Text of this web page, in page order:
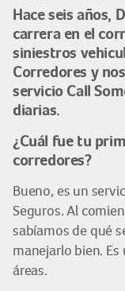
Hace seis años,
carrera en el
siniestros
Corredores y
servicio Call
diarias.
¿Cuál fue tu
corredores?
Bueno, es un
Seguros. Al
sabíamos de qué
manejarlo bien.
áreas.